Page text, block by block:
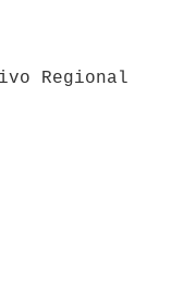
Regional